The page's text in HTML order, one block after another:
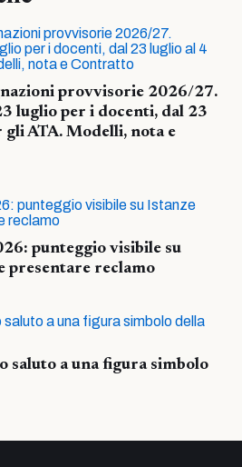
provvisorie 2026/27.
luglio per i docenti, dal 23
gli ATA. Modelli, nota e
punteggio visibile su
presentare reclamo
saluto a una figura simbolo